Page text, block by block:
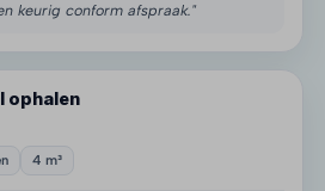
keurig conform afspraak."
ophalen
4 m³